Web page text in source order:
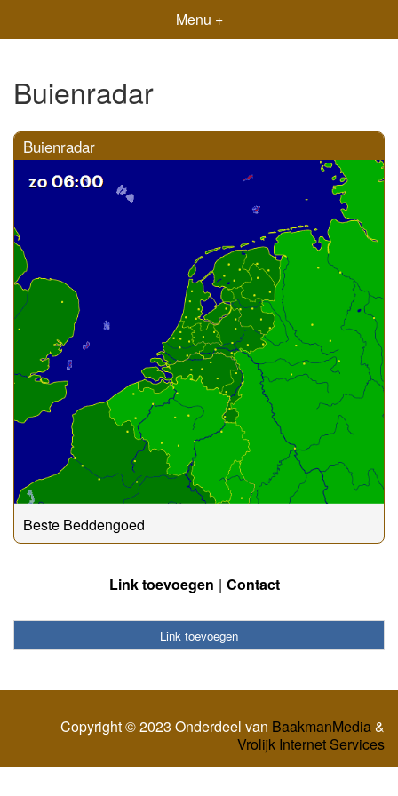
Menu +
Buienradar
Buienradar
Beste Beddengoed
Link toevoegen Contact
Link toevoegen
Copyright © 2023 Onderdeel van BaakmanMedia&
Vrolijk Internet Services